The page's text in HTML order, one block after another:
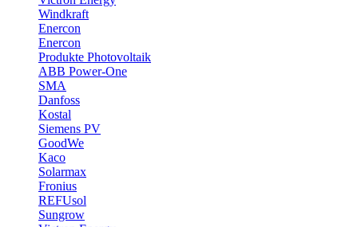
Windkraft
Enercon
Enercon
Produkte Photovoltaik
ABB Power-One
SMA
Danfoss
Kostal
Siemens PV
GoodWe
Kaco
Solarmax
Fronius
REFUsol
Sungrow